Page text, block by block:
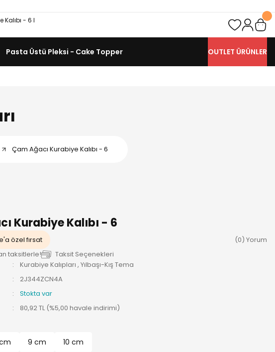
Pasta Üstü Pleksi - Cake Topper OUTLET ÜRÜNLER
Çam Ağacı Kurabiye Kalıbı - 6
Kurabiye Kalıbı - 6
özel fırsat
(0) Yorum
taksitlerle!
Taksit Seçenekleri
Kurabiye Kalıpları , Yılbaşı-Kış Tema
2J344ZCN4A
Stokta var
80,92 TL (%5,00 havale indirimi)
9 cm 10 cm